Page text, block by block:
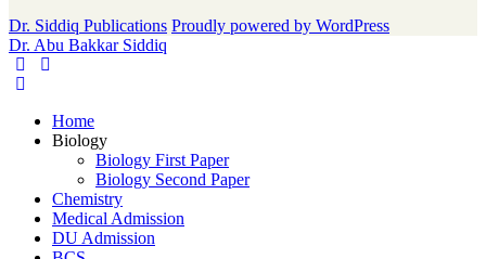
Dr. Siddiq Publications Proudly powered by WordPress
Dr. Abu Bakkar Siddiq
Home
Biology
Biology First Paper
Biology Second Paper
Chemistry
Medical Admission
DU Admission